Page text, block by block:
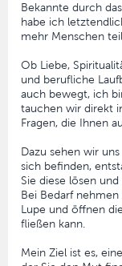
Bekannte durch
habe ich
mehr Menschen
Ob Liebe,
und berufliche
auch bewegt, ich
tauchen wir direkt
Fragen, die Ihnen
Dazu sehen wir
sich befinden,
Sie diese lösen
Bei Bedarf
Lupe und öffnen
fließen kann.
Mein Ziel ist es,